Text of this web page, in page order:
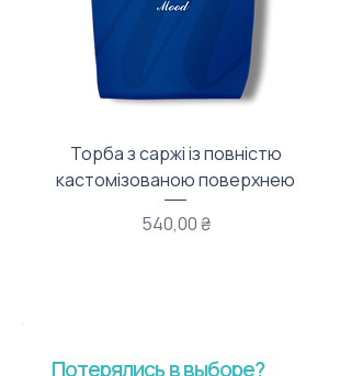
Торба з саржі із повністю
кастомізованою поверхнею
Цена
540,00 ₴
Потерялись в выборе?